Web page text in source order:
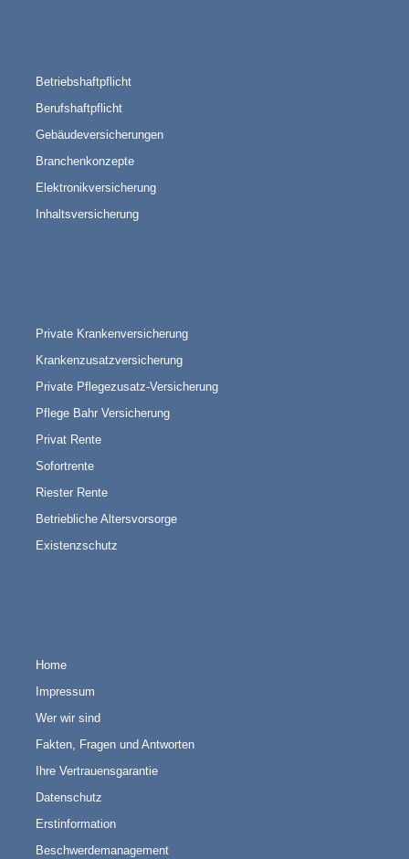
Betriebshaftpflicht
Berufshaftpflicht
Gebäudeversicherungen
Branchenkonzepte
Elektronikversicherung
Inhaltsversicherung
Private Krankenversicherung
Krankenzusatzversicherung
Private Pflegezusatz-Versicherung
Pflege Bahr Versicherung
Privat Rente
Sofortrente
Riester Rente
Betriebliche Altersvorsorge
Existenzschutz
Home
Impressum
Wer wir sind
Fakten, Fragen und Antworten
Ihre Vertrauensgarantie
Datenschutz
Erstinformation
Beschwerdemanagement